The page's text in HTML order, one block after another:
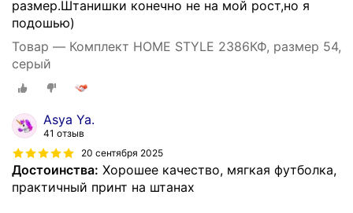
размер.Штанишки конечно не на мой рост,но я
подошью)
Товар — Комплект HOME STYLE 2386КФ, размер 54,
серый
Asya Ya.
41 отзыв
20 сентября 2025
Достоинства: Хорошее качество, мягкая футболка,
практичный принт на штанах